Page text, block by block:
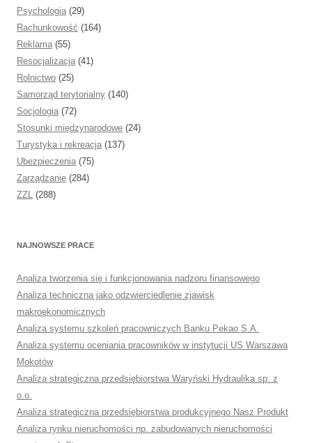
Psychologia (29)
Rachunkowość (164)
Reklama (55)
Resocjalizacja (41)
Rolnictwo (25)
Samorząd terytorialny (140)
Socjologia (72)
Stosunki międzynarodowe (24)
Turystyka i rekreacja (137)
Ubezpieczenia (75)
Zarządzanie (284)
ZZL (288)
NAJNOWSZE PRACE
Analiza tworzenia się i funkcjonowania nadzoru finansowego
Analiza techniczna jako odzwierciedlenie zjawisk
makroekonomicznych
Analiza systemu szkoleń pracowniczych Banku Pekao S.A.
Analiza systemu oceniania pracowników w instytucji US Warszawa
Mokotów
Analiza strategiczna przedsiębiorstwa Waryński Hydraulika sp. z
o.o.
Analiza strategiczna przedsiębiorstwa produkcyjnego Nasz Produkt
Analiza rynku nieruchomości np. zabudowanych nieruchomości